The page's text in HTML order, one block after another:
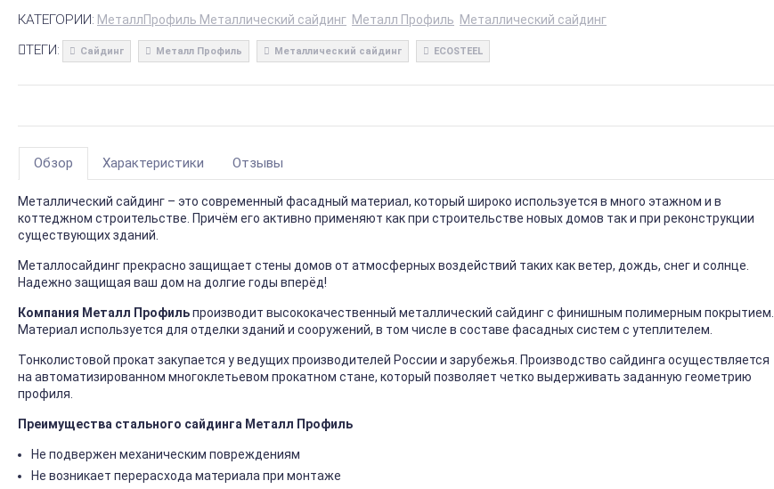
КАТЕГОРИИ: МеталлПрофиль Металлический сайдинг Металл Профиль Металлический сайдинг
ТЕГИ: Сайдинг Металл Профиль Металлический сайдинг ECOSTEEL
Обзор Характеристики Отзывы
Металлический сайдинг – это современный фасадный материал, который широко используется в много этажном и в
коттеджном строительстве. Причём его активно применяют как при строительстве новых домов так и при реконструкции
существующих зданий.
Металлосайдинг прекрасно защищает стены домов от атмосферных воздействий таких как ветер, дождь, снег и солнце.
Надежно защищая ваш дом на долгие годы вперёд!
Компания Металл Профильпроизводит высококачественный металлический сайдинг с финишным полимерным покрытием.
Материал используется для отделки зданий и сооружений, в том числе в составе фасадных систем с утеплителем.
Тонколистовой прокат закупается у ведущих производителей России и зарубежья. Производство сайдинга осуществляется
на автоматизированном многоклетьевом прокатном стане, который позволяет четко выдерживать заданную геометрию
профиля.
Преимущества стального сайдинга Металл Профиль
Не подвержен механическим повреждениям
Не возникает перерасхода материала при монтаже